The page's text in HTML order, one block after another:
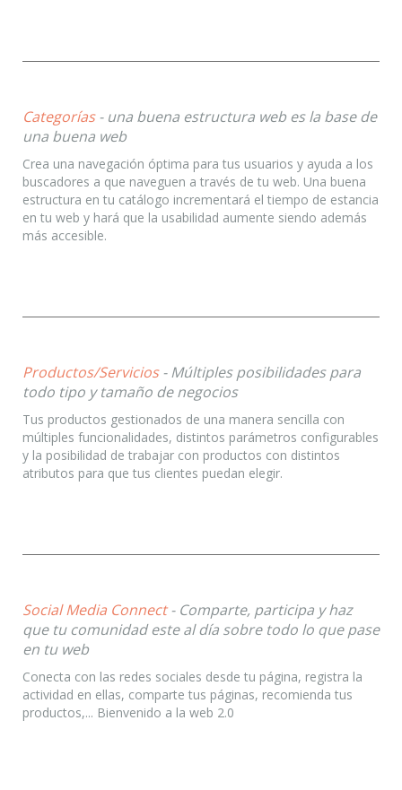
Categorías- una buena estructura web es la base de
una buena web
Crea una navegación óptima para tus usuarios y ayuda a los
buscadores a que naveguen a través de tu web. Una buena
estructura en tu catálogo incrementará el tiempo de estancia
en tu web y hará que la usabilidad aumente siendo además
más accesible.
Productos/Servicios- Múltiples posibilidades para
todo tipo y tamaño de negocios
Tus productos gestionados de una manera sencilla con
múltiples funcionalidades, distintos parámetros configurables
y la posibilidad de trabajar con productos con distintos
atributos para que tus clientes puedan elegir.
Social Media Connect- Comparte, participa y haz
que tu comunidad este al día sobre todo lo que pase
en tu web
Conecta con las redes sociales desde tu página, registra la
actividad en ellas, comparte tus páginas, recomienda tus
productos,... Bienvenido a la web 2.0